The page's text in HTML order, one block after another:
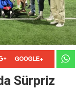
GOOGLE+
Sürpriz